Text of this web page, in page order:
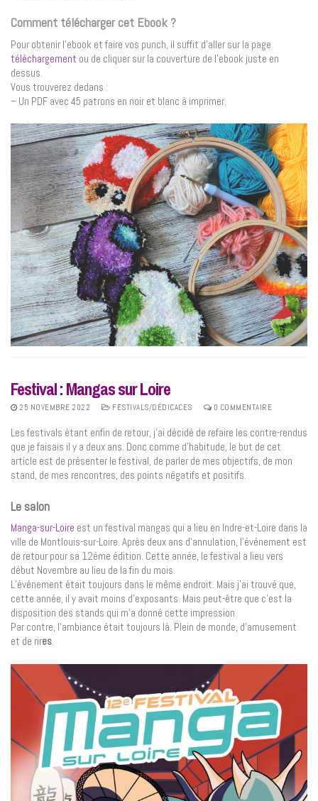
Comment télécharger cet Ebook ?
Pour obtenir l’ebook et faire vos punch, il suffit d’aller sur la page
téléchargement ou de cliquer sur la couverture de l’ebook juste en
dessus.
Vous trouverez dedans :
– Un PDF avec 45 patrons en noir et blanc à imprimer.
Festival : Mangas sur Loire
25 NOVEMBRE 2022 FESTIVALS/DÉDICACES 0 COMMENTAIRE
Les festivals étant enfin de retour, j’ai décidé de refaire les contre-rendus
que je faisais il y a deux ans. Donc comme d’habitude, le but de cet
article est de présenter le festival, de parler de mes objectifs, de mon
stand, de mes rencontres, des points négatifs et positifs.
Le salon
Manga-sur-Loire est un festival mangas qui a lieu en Indre-et-Loire dans la
ville de Montlouis-sur-Loire. Après deux ans d’annulation, l’événement est
de retour pour sa 12éme édition. Cette année, le festival a lieu vers
début Novembre au lieu de la fin du mois.
L’événement était toujours dans le même endroit. Mais j’ai trouvé que,
cette année, il y avait moins d’exposants. Mais peut-être que c’est la
disposition des stands qui m’a donné cette impression.
Par contre, l’ambiance était toujours là. Plein de monde, d’amusement
et de rires.